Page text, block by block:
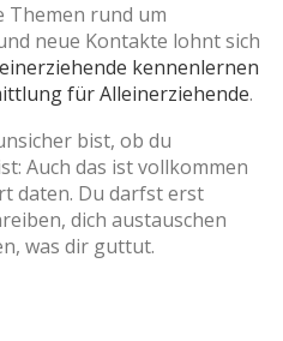
Themen rund um
neue Kontakte lohnt sich
kennenlernen
für Alleinerziehende.
bist, ob du
Auch das ist vollkommen
daten. Du darfst erst
dich austauschen
was dir guttut.